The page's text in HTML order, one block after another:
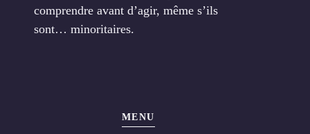
comprendre avant d’agir, même s’ils
sont… minoritaires.
MENU